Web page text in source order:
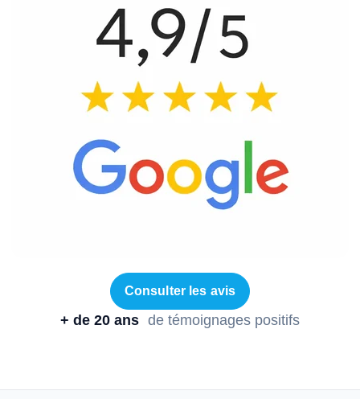
Consulter les avis
+ de 20 ans de témoignages positifs